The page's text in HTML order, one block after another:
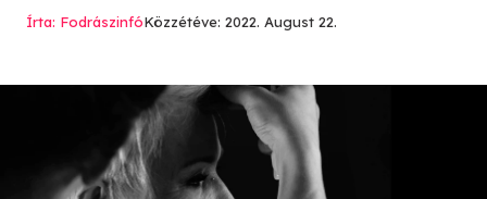
Írta: FodrászinfóKözzétéve: 2022. August 22.